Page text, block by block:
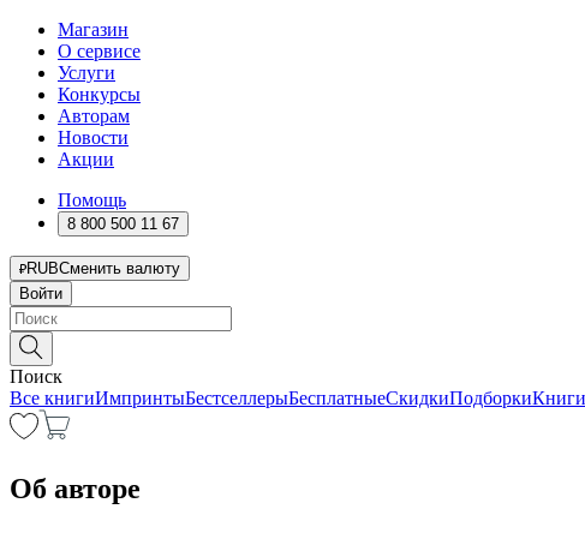
Магазин
О сервисе
Услуги
Конкурсы
Авторам
Новости
Акции
Помощь
8 800 500 11 67
RUBСменить валюту
Войти
Поиск
Все книгиИмпринтыБестселлерыБесплатныеСкидкиПодборки
Об авторе